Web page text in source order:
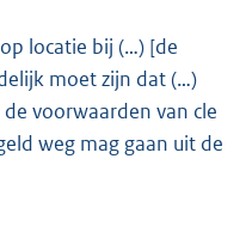
locatie bij (…) [de
moet zijn dat (…)
voorwaarden van cle
weg mag gaan uit de